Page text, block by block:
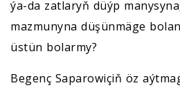
ýa-da zatlaryň düýp
mazmunyna düşünmäge
üstün bolarmy?
Begenç Saparowiçiň öz